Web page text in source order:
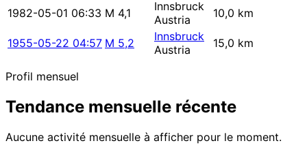
1982-05-01 06:33 M 4,1
Innsbruck
Austria
10,0 km
1955-05-22 04:57 M 5,2
Innsbruck
Austria
15,0 km
Profil mensuel
Tendance mensuelle récente
Aucune activité mensuelle à afficher pour le moment.